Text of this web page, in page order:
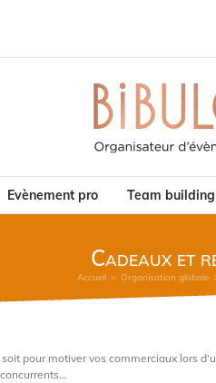
Evènement pro Team building
Cadeaux et
Accueil > Organisation globale
pour motiver vos commerciaux lors